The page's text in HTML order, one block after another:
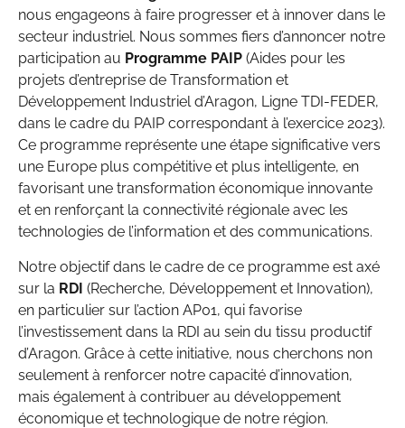
nous engageons à faire progresser et à innover dans le
secteur industriel. Nous sommes fiers d’annoncer notre
participation au Programme PAIP (Aides pour les
projets d’entreprise de Transformation et
Développement Industriel d’Aragon, Ligne TDI-FEDER,
dans le cadre du PAIP correspondant à l’exercice 2023).
Ce programme représente une étape significative vers
une Europe plus compétitive et plus intelligente, en
favorisant une transformation économique innovante
et en renforçant la connectivité régionale avec les
technologies de l’information et des communications.
Notre objectif dans le cadre de ce programme est axé
sur la RDI (Recherche, Développement et Innovation),
en particulier sur l’action AP01, qui favorise
l’investissement dans la RDI au sein du tissu productif
d’Aragon. Grâce à cette initiative, nous cherchons non
seulement à renforcer notre capacité d’innovation,
mais également à contribuer au développement
économique et technologique de notre région.